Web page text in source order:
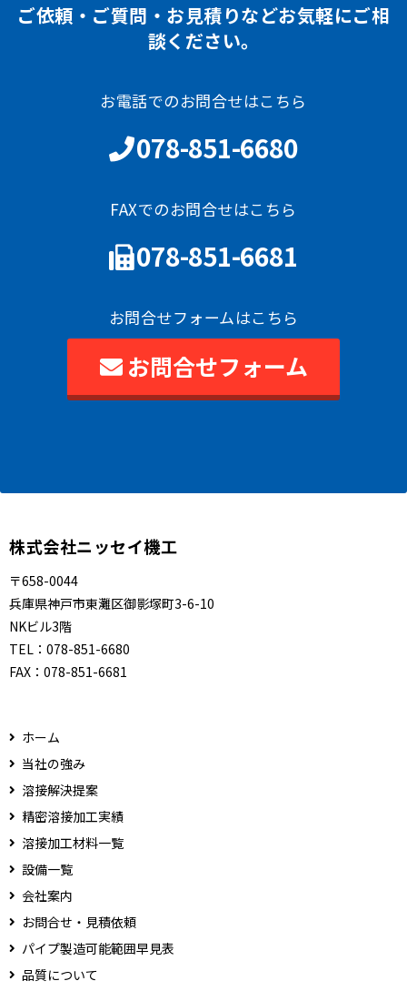
ご依頼・ご質問・お見積りなどお気軽にご相
談ください。
お電話でのお問合せはこちら
078-851-6680
FAXでのお問合せはこちら
078-851-6681
お問合せフォームはこちら
お問合せフォーム
株式会社ニッセイ機工
〒658-0044
兵庫県神戸市東灘区御影塚町3-6-10
NKビル3階
TEL： 078-851-6680
FAX： 078-851-6681
ホーム
当社の強み
溶接解決提案
精密溶接加工実績
溶接加工材料一覧
設備一覧
会社案内
お問合せ・見積依頼
パイプ製造可能範囲早見表
品質について